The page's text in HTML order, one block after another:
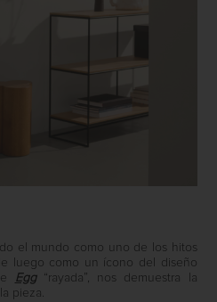
el mundo como uno de los hitos
luego como un ícono del diseño
Egg“rayada”, nos demuestra la
pieza.